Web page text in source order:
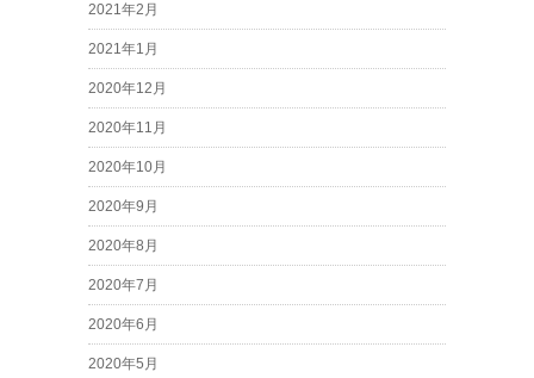
2021年2月
2021年1月
2020年12月
2020年11月
2020年10月
2020年9月
2020年8月
2020年7月
2020年6月
2020年5月